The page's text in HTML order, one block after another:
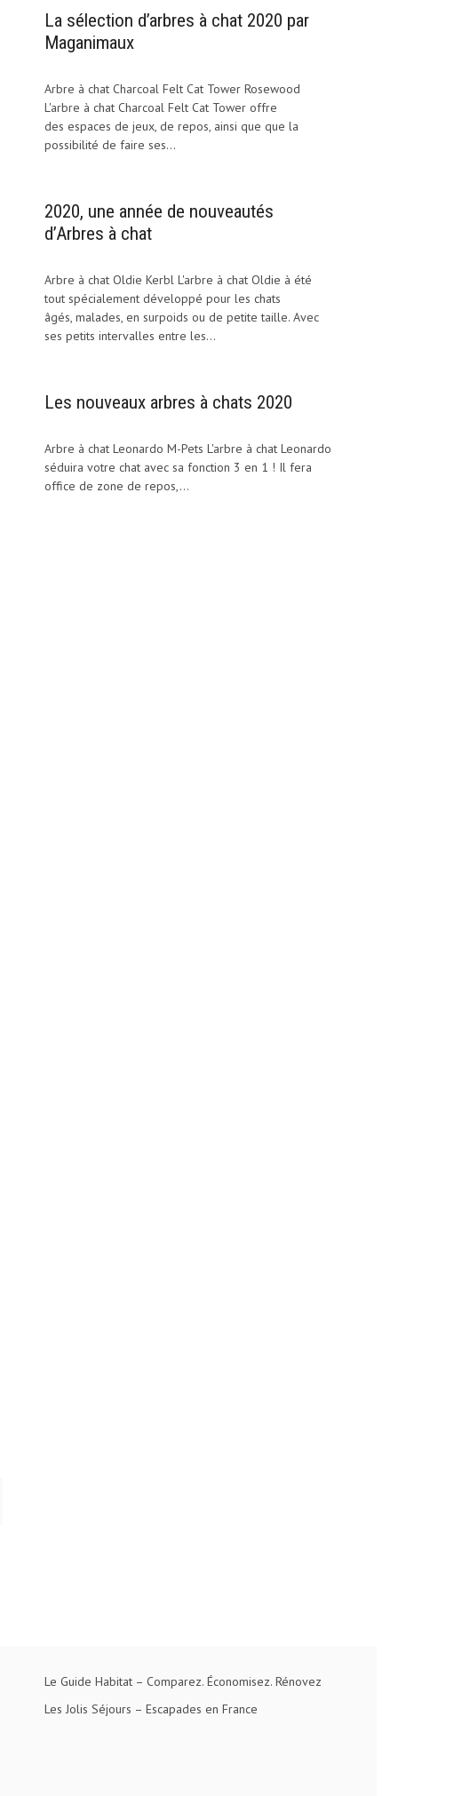
La sélection d’arbres à chat 2020 par
Maganimaux
Arbre à chat Charcoal Felt Cat Tower Rosewood
L'arbre à chat Charcoal Felt Cat Tower offre
des espaces de jeux, de repos, ainsi que que la
possibilité de faire ses...
2020, une année de nouveautés
d’Arbres à chat
Arbre à chat Oldie Kerbl L'arbre à chat Oldie à été
tout spécialement développé pour les chats
âgés, malades, en surpoids ou de petite taille. Avec
ses petits intervalles entre les...
Les nouveaux arbres à chats 2020
Arbre à chat Leonardo M-Pets L'arbre à chat Leonardo
séduira votre chat avec sa fonction 3 en 1 ! Il fera
office de zone de repos,...
Le Guide Habitat – Comparez. Économisez. Rénovez
Les Jolis Séjours – Escapades en France